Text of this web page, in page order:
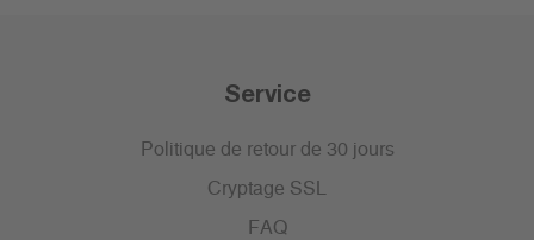
Service
Politique de retour de 30 jours
Cryptage SSL
FAQ